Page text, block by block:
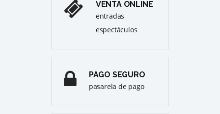
VENTA ONLINE
entradas
espectáculos
PAGO SEGURO
pasarela de pago